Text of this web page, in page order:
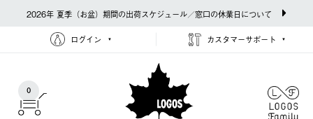
2026年 夏季（お盆）期間の出荷スケジュール／窓口の休業日について
ログイン カスタマーサポート
0